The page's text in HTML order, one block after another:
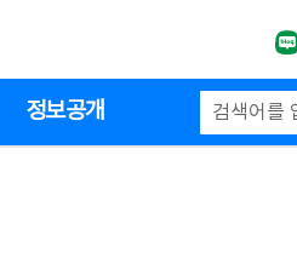
정보공개